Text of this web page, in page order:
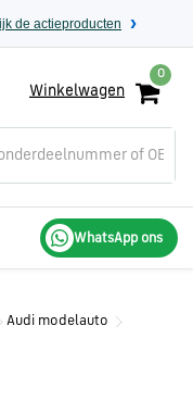
de actieproducten
0
Winkelwagen
WhatsApp ons
Audi modelauto